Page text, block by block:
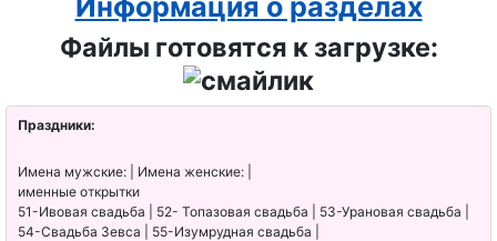
День
компьютер
День
ой полиции
День
Информация о разделах
Файлы готовятся к загрузке:
Праздники:
Имена мужские: | Имена женские: |
именные открытки
51-Ивовая свадьба | 52- Топазовая свадьба | 53-Урановая свадьба |
54-Свадьба Зевса | 55-Изумрудная свадьба |